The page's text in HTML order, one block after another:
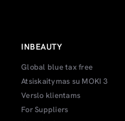
INBEAUTY
Global blue tax free
Atsiskaitymas su MOKI 3
Verslo klientams
For Suppliers